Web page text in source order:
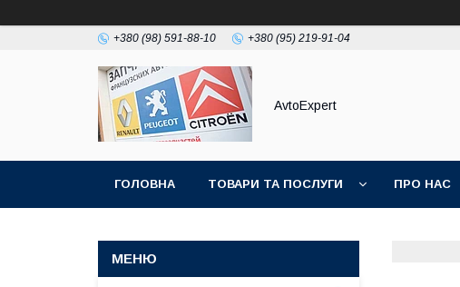
+380 (98) 591-88-10 +380 (95) 219-91-04
AvtoExpert
ГОЛОВНА ТОВАРИ ТА ПОСЛУГИ ПРО НАС